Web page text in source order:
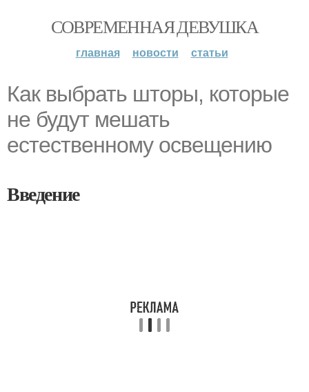
СОВРЕМЕННАЯ ДЕВУШКА
главная новости статьи
Как выбрать шторы, которые
не будут мешать
естественному освещению
Введение